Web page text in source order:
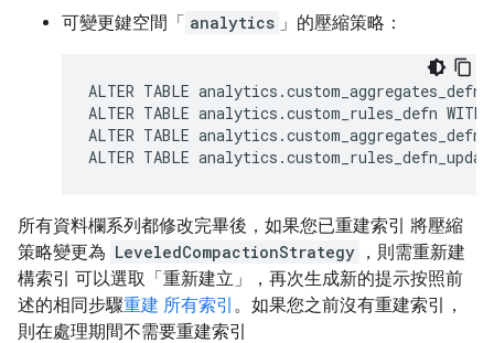
可變更鍵空間「 analytics 」的壓縮策略：
ALTER TABLE
ALTER TABLE analytics.custom_rules_defn
ALTER TABLE
ALTER TABLE
所有資料欄系列都修改完畢後，如果您已重建索引 將壓縮
策略變更為 LeveledCompactionStrategy ，則需重新建
構索引 可以選取「重新建立」，再次生成新的提示按照前
述的相同步驟重建 所有索引 。如果您之前沒有重建索引，
則在處理期間不需要重建索引